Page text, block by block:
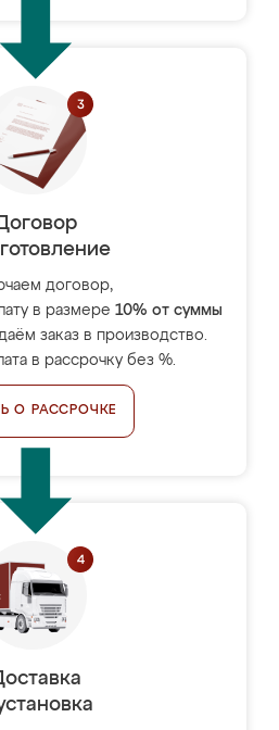
договор,
в размере 10% от суммы
заказ в производство.
в рассрочку без %.
О РАССРОЧКЕ